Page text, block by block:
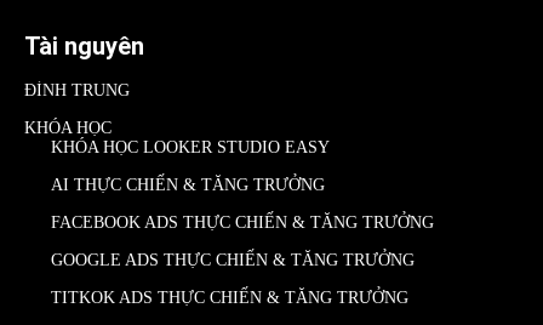
Tài nguyên
ĐÌNH TRUNG
KHÓA HỌC
KHÓA HỌC LOOKER STUDIO EASY
AI THỰC CHIẾN & TĂNG TRƯỞNG
FACEBOOK ADS THỰC CHIẾN & TĂNG TRƯỞNG
GOOGLE ADS THỰC CHIẾN & TĂNG TRƯỞNG
TITKOK ADS THỰC CHIẾN & TĂNG TRƯỞNG